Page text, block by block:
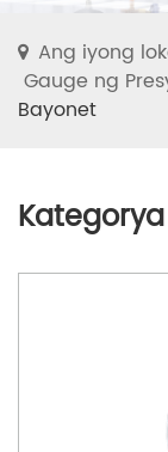
Ang iyong
Gauge ng
Bayonet